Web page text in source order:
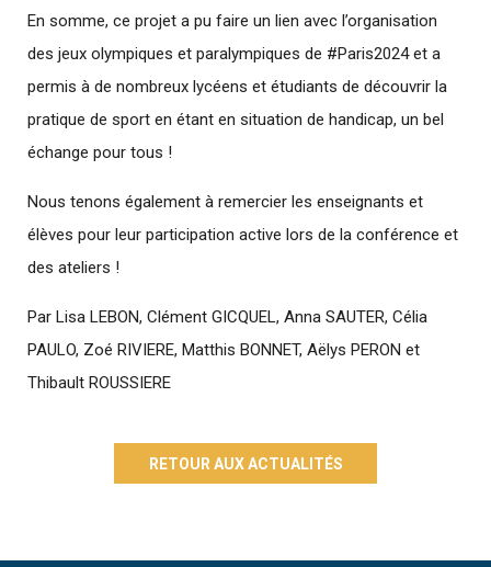
En somme, ce projet a pu faire un lien avec l’organisation
des jeux olympiques et paralympiques de #Paris2024 et a
permis à de nombreux lycéens et étudiants de découvrir la
pratique de sport en étant en situation de handicap, un bel
échange pour tous !
Nous tenons également à remercier les enseignants et
élèves pour leur participation active lors de la conférence et
des ateliers !
Par Lisa LEBON, Clément GICQUEL, Anna SAUTER, Célia
PAULO, Zoé RIVIERE, Matthis BONNET, Aëlys PERON et
Thibault ROUSSIERE
RETOUR AUX ACTUALITÉS